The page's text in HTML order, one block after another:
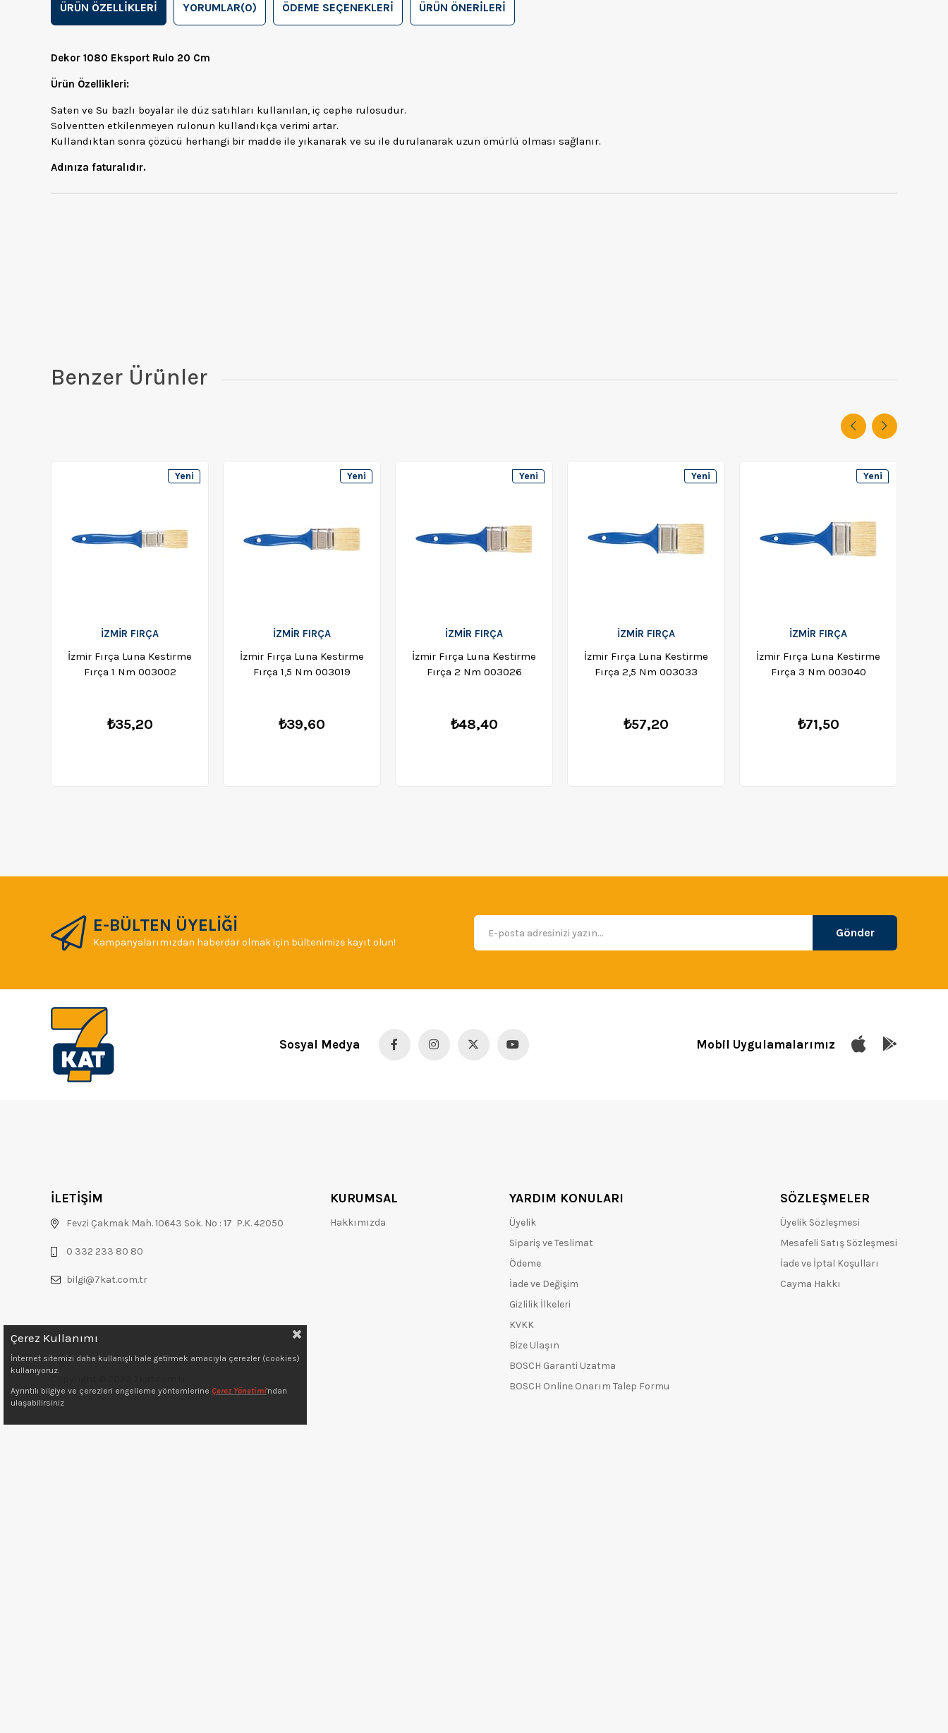
ÜRÜN ÖZELLIKLERI YORUMLAR(0) ÖDEME SEÇENEKLERI ÜRÜN ÖNERILERI
Dekor 1080 Eksport Rulo 20 Cm
Ürün Özellikleri:
Saten ve Su bazlı boyalar ile düz satıhları kullanılan, iç cephe rulosudur.
Solventten etkilenmeyen rulonun kullandıkça verimi artar.
Kullandıktan sonra çözücü herhangi bir madde ile yıkanarak ve su ile durulanarak uzun ömürlü olması sağlanır.
Adınıza faturalıdır.
Benzer Ürünler
İZMİR FIRÇA
İzmir Fırça Luna Kestirme
Fırça 1 Nm 003002
₺35,20
Yeni
İZMİR FIRÇA
İzmir Fırça Luna Kestirme
Fırça 1,5 Nm 003019
₺39,60
Yeni
İZMİR FIRÇA
İzmir Fırça Luna Kestirme
Fırça 2 Nm 003026
₺48,40
Yeni
İZMİR FIRÇA
İzmir Fırça Luna Kestirme
Fırça 2,5 Nm 003033
₺57,20
Yeni
İZMİR FIRÇA
İzmir Fırça Luna Kestirme
Fırça 3 Nm 003040
₺71,50
Yeni
E-BÜLTEN ÜYELİĞİ
Kampanyalarımızdan haberdar olmak için bültenimize kayıt olun!
Gönder
Sosyal Medya Mobil Uygulamalarımız
İLETİŞİM
Fevzi Çakmak Mah. 10643 Sok. No : 17 P.K. 42050
0 332 233 80 80
bilgi@7kat.com.tr
KURUMSAL
Hakkımızda
YARDIM KONULARI
Üyelik
Sipariş ve Teslimat
Ödeme
İade ve Değişim
Gizlilik İlkeleri
KVKK
Bize Ulaşın
BOSCH Garanti Uzatma
BOSCH Online Onarım Talep Formu
SÖZLEŞMELER
Üyelik Sözleşmesi
Mesafeli Satış Sözleşmesi
İade ve İptal Koşulları
Cayma Hakkı
Çerez Kullanımı
İnternet sitemizi daha kullanışlı hale getirmek amacıyla çerezler (cookies)
kullanıyoruz.
Ayrıntılı bilgiye ve çerezleri engelleme yöntemlerine Çerez Yönetimi'ndan
ulaşabilirsiniz